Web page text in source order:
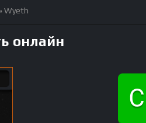
» Wyeth
онлайн